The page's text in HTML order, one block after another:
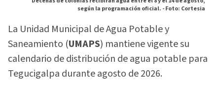
según la programación oficial. -Foto: Cortesia
La Unidad Municipal de Agua Potable y
Saneamiento (UMAPS) mantiene vigente su
calendario de distribución de agua potable para
Tegucigalpa durante agosto de 2026.